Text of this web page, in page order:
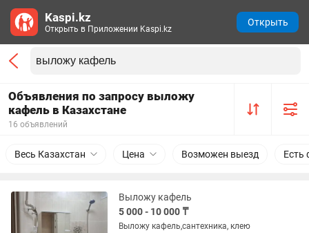
Объявления по запросу выложу
кафель в Казахстане
16 объявлений
Весь Казахстан Цена Возможен выезд Есть
Выложу кафель
5 000 - 10 000 ₸
Выложу кафель,сантехника, клею
Kaspi.kz
Открыть в Приложении Kaspi.kz
Открыть